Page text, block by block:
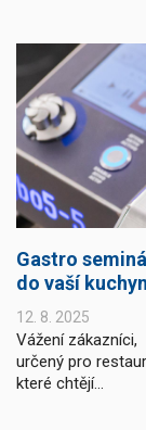
Gastro
do vaší
12. 8. 2025
Vážení
určený pro
které chtějí...